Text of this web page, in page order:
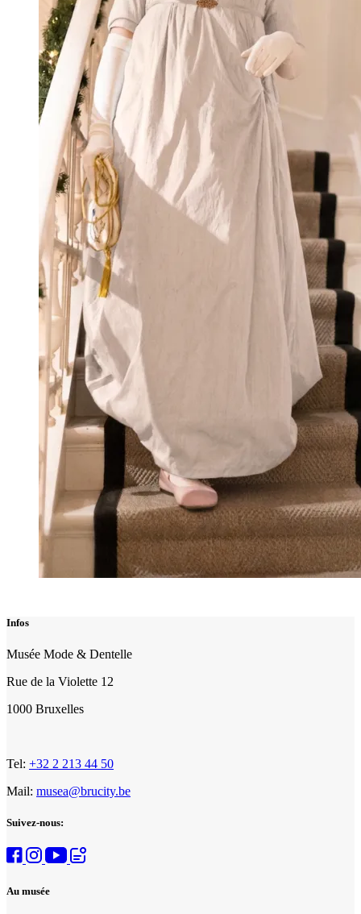
Infos
Musée Mode & Dentelle
Rue de la Violette 12
1000 Bruxelles
Tel: +32 2 213 44 50
Mail: musea@brucity.be
Suivez-nous:
Au musée